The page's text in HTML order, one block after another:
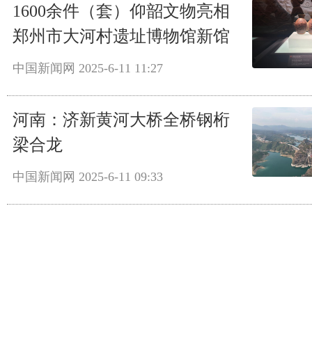
1600余件（套）仰韶文物亮相
郑州市大河村遗址博物馆新馆
中国新闻网 2025-6-11 11:27
河南：济新黄河大桥全桥钢桁
梁合龙
中国新闻网 2025-6-11 09:33